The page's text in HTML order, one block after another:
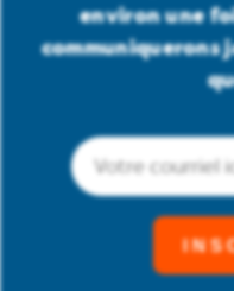
environ une
communiquerons